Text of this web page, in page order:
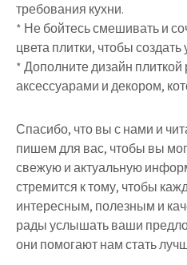
требования кухни.
* Не бойтесь смешивать и
цвета плитки, чтобы
* Дополните дизайн
аксессуарами и декором,
Спасибо, что вы с нами и
пишем для вас, чтобы вы
свежую и актуальную
стремится к тому, чтобы
интересным, полезным и
рады услышать ваши
они помогают нам стать